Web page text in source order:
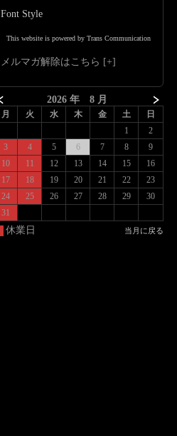
Font Style
This website is powered by Trans Communication
メルマガ解除はこちら
2026 年 8 月
月 火 水 木 金 土
日
1
2
3
4 5 6 7 8
9
10
11 12 13 14 15
16
17
18 19 20 21 22
23
24
25 26 27 28 29
30
31
休業日 当月に戻る